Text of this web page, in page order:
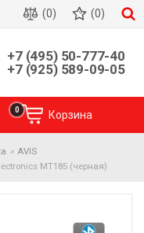
(0) (0)
+7 (495) 50-777-40
+7 (925) 589-09-05
Корзина
0
AVIS
MT185 (черная)